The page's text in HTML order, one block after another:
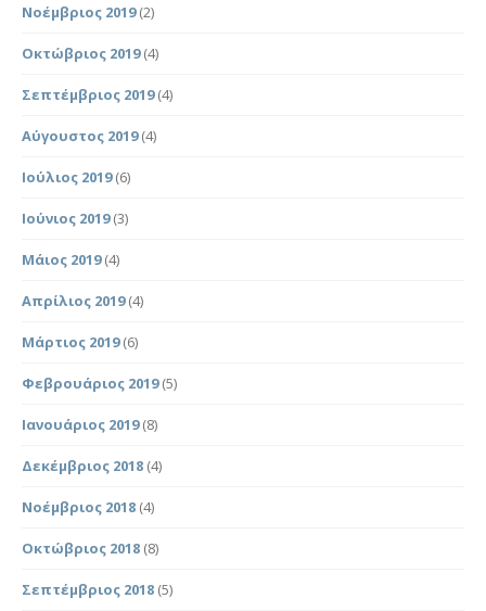
Νοέμβριος 2019(2)
Οκτώβριος 2019(4)
Σεπτέμβριος 2019(4)
Αύγουστος 2019(4)
Ιούλιος 2019(6)
Ιούνιος 2019(3)
Μάιος 2019(4)
Απρίλιος 2019(4)
Μάρτιος 2019(6)
Φεβρουάριος 2019(5)
Ιανουάριος 2019(8)
Δεκέμβριος 2018 (4)
Νοέμβριος 2018 (4)
Οκτώβριος 2018 (8)
Σεπτέμβριος 2018 (5)